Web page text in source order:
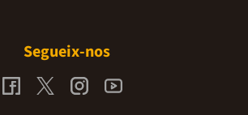
Segueix-nos